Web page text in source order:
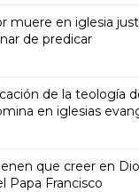
muere en iglesia
de predicar
de la teología
en iglesias
que creer en
Papa Francisco